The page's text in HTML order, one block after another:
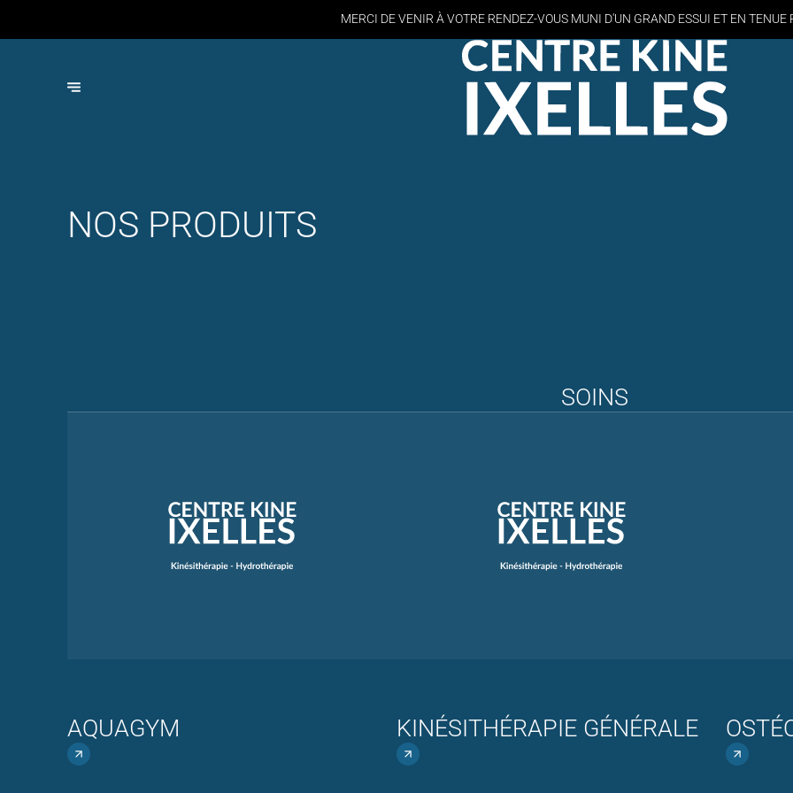
MERCI DE VENIR À VOTRE RENDEZ-VOUS MUNI D'UN GRAND ESSUI ET EN TENUE
NOS PRODUITS
SOINS
AQUAGYM KINÉSITHÉRAPIE GÉNÉRALE